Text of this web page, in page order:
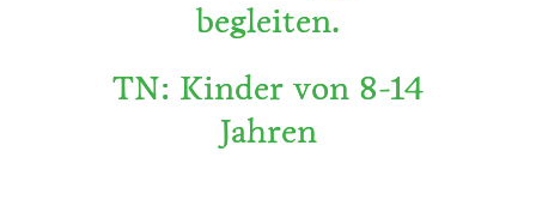
begleiten.
TN: Kinder von 8-14
Jahren